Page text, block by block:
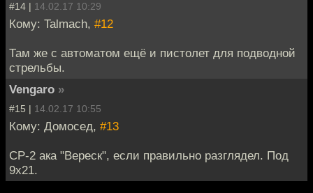
#14 | 14.02.17 10:29
Кому: Talmach, #12
Там же с автоматом ещё и пистолет для подводной
стрельбы.
Vengaro »
#15 | 14.02.17 10:55
Кому: Домосед, #13
СР-2 ака "Вереск", если правильно разглядел. Под
9х21.